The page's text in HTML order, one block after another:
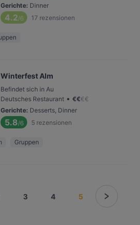
Gerichte: Dinner
4.2/6 17 rezensionen
Winterfest Alm
Befindet sich in Au
Deutsches Restaurant • €€€€
Gerichte: Desserts, Dinner
5.8/6 5 rezensionen
Gruppen
3 4 5